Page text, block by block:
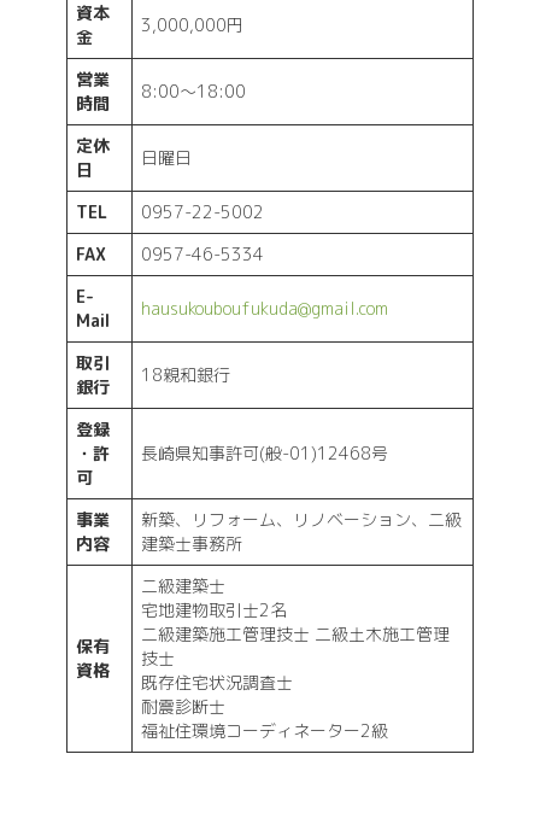
資本
金
3,000,000円
営業
時間
8:00～18:00
定休
日
日曜日
TEL
0957-22-5002
FAX
0957-46-5334
E-
Mail
hausukouboufukuda@gmail.com
取引
銀行
18親和銀行
登録
・許
可
長崎県知事許可(般-01)12468号
事業
内容
新築、リフォーム、リノベーション、二級
建築士事務所
保有
資格
二級建築士
宅地建物取引士2名
二級建築施工管理技士 二級土木施工管理
技士
既存住宅状況調査士
耐震診断士
福祉住環境コーディネーター2級